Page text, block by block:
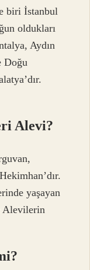
biri İstanbul
oldukları
Aydın
Doğu
Alevi?
yaşayan
Alevilerin